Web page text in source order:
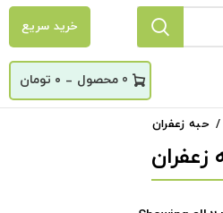
خرید سریع
0
_ ۰ تومان
حبه زعفران
زعفران